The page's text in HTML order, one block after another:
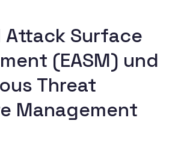
Attack Surface
(EASM) und
Threat
Management